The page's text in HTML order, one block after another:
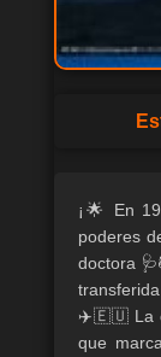
¡🌟 En
poderes
doctora
✈️🇪🇺 La
que